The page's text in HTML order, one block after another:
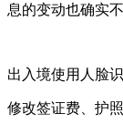
息的变动也确实
出入境使用人脸
修改签证费、护